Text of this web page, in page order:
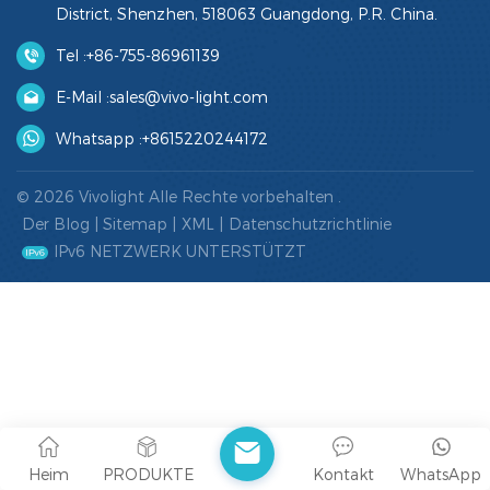
District, Shenzhen, 518063 Guangdong, P.R. China.
Tel :+86-755-86961139
E-Mail :sales@vivo-light.com
Whatsapp :+8615220244172
© 2026 Vivolight Alle Rechte vorbehalten .
Der Blog
Sitemap XML
Datenschutzrichtlinie
IPv6 NETZWERK UNTERSTÜTZT
Heim PRODUKTE WhatsApp
Kontakt